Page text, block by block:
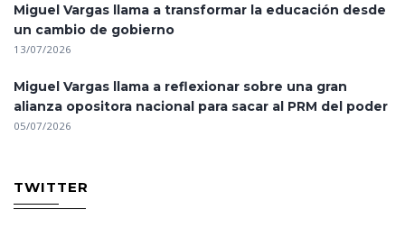
Miguel Vargas llama a transformar la educación desde
un cambio de gobierno
13/07/2026
Miguel Vargas llama a reflexionar sobre una gran
alianza opositora nacional para sacar al PRM del poder
05/07/2026
TWITTER